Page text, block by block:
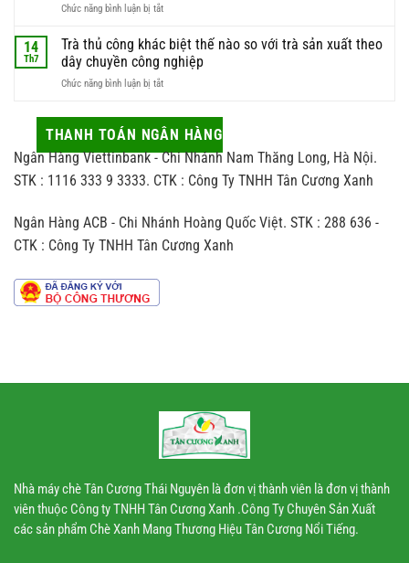
trà
đón
búp
chất
lượng
làm
biếu
sao
cho
vừa
vừa
hợp
người
nhận
Chức năng bình luận bị tắtở
trình
trà
và
tác
động
ai
để
hương
vị
14
Th7
Trà thủ công khác biệt thế nào so với trà sản xuất theo
dây chuyền công nghiệp
Chức năng bình luận bị tắtở
công
biệt
thế
với
trà
sản
THANH TOÁN NGÂN HÀNG
Ngân Hàng Viettinbank - Chi Nhánh Nam Thăng Long, Hà Nội.
STK : 1116 333 9 3333. CTK : Công Ty TNHH Tân Cương Xanh
Ngân Hàng ACB - Chi Nhánh Hoàng Quốc Việt. STK : 288 636 -
CTK : Công Ty TNHH Tân Cương Xanh
Nhà máy chè Tân Cương Thái Nguyên là đơn vị thành viên là đơn vị thành
viên thuộc Công ty TNHH Tân Cương Xanh .Công Ty Chuyên Sản Xuất
các sản phẩm Chè Xanh Mang Thương Hiệu Tân Cương Nổi Tiếng.